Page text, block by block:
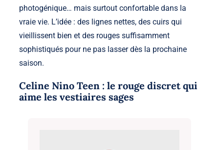
photogénique… mais surtout confortable dans la
vraie vie. L’idée : des lignes nettes, des cuirs qui
vieillissent bien et des rouges suffisamment
sophistiqués pour ne pas lasser dès la prochaine
saison.
Celine Nino Teen : le rouge discret qui
aime les vestiaires sages